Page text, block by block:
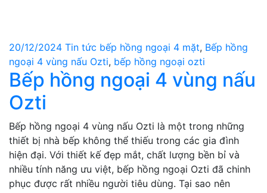
20/12/2024 Tin tức bếp hồng ngoại 4 mặt, Bếp hồng
ngoại 4 vùng nấu Ozti, bếp hồng ngoại ozti
Bếp hồng ngoại 4 vùng nấu
Ozti
Bếp hồng ngoại 4 vùng nấu Ozti là một trong những
thiết bị nhà bếp không thể thiếu trong các gia đình
hiện đại. Với thiết kế đẹp mắt, chất lượng bền bỉ và
nhiều tính năng ưu việt, bếp hồng ngoại Ozti đã chinh
phục được rất nhiều người tiêu dùng. Tại sao nên